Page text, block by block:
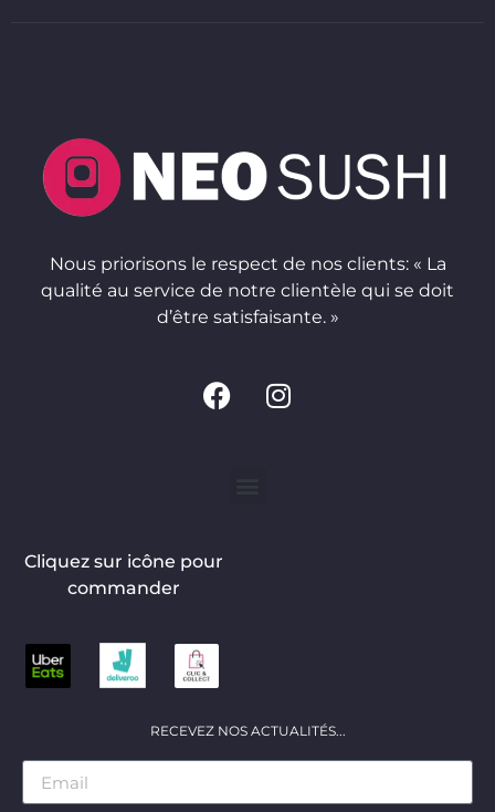
Nous priorisons le respect de nos clients: « La
qualité au service de notre clientèle qui se doit
d’être satisfaisante. »
Cliquez sur icône pour
commander
RECEVEZ NOS ACTUALITÉS...